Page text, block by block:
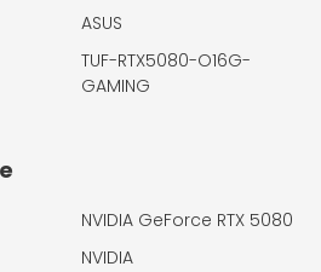
ASUS
TUF-RTX5080-O16G-
GAMING
NVIDIA GeForce RTX 5080
NVIDIA